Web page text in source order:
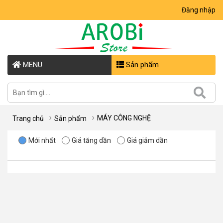
Đăng nhập
MENU Sản phẩm
Trang chủ Sản phẩm MÁY CÔNG NGHỆ
Mới nhất Giá tăng dần Giá giảm dần